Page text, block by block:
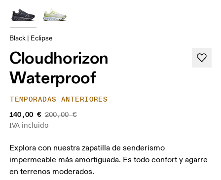
Black | Eclipse
Cloudhorizon
Waterproof
TEMPORADAS ANTERIORES
140,00 € 200,00 €
IVA incluido
Explora con nuestra zapatilla de senderismo
impermeable más amortiguada. Es todo confort y agarre
en terrenos moderados.